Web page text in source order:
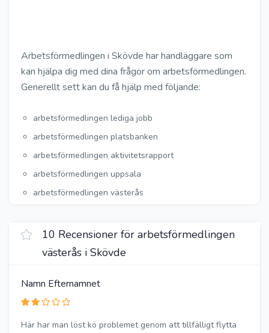
Arbetsförmedlingen i Skövde har handläggare som
kan hjälpa dig med dina frågor om arbetsförmedlingen.
Generellt sett kan du få hjälp med följande:
arbetsförmedlingen lediga jobb
arbetsförmedlingen platsbanken
arbetsförmedlingen aktivitetsrapport
arbetsförmedlingen uppsala
arbetsförmedlingen västerås
10 Recensioner för arbetsförmedlingen
västerås i Skövde
Namn Efternamnet
Här har man löst kö problemet genom att tillfälligt flytta